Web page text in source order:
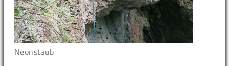
Neonstaub